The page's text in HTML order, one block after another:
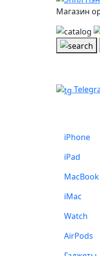
Магазин
iPhone
iPad
MacBook
iMac
Watch
AirPods